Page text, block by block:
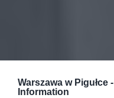
Warszawa w Pigułce -
Information